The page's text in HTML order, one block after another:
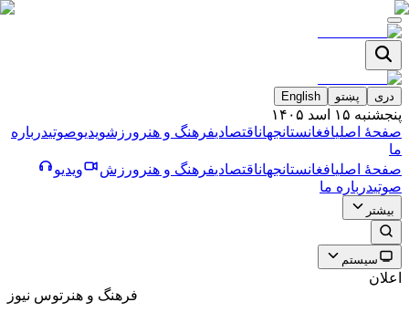
دری پښتو English
پنجشنبه ۱۵ اسد ۱۴۰۵
صفحۀ اصلیافغانستانجهاناقتصادیفرهنگ و هنر ورزشویدیوصوتیدرباره
ما
صفحۀ اصلیافغانستانجهاناقتصادیفرهنگ و هنر ورزش
ویدیو
صوتیدرباره ما
بیشتر
سیستم
اعلان
فرهنگ و هنر توس نیوز